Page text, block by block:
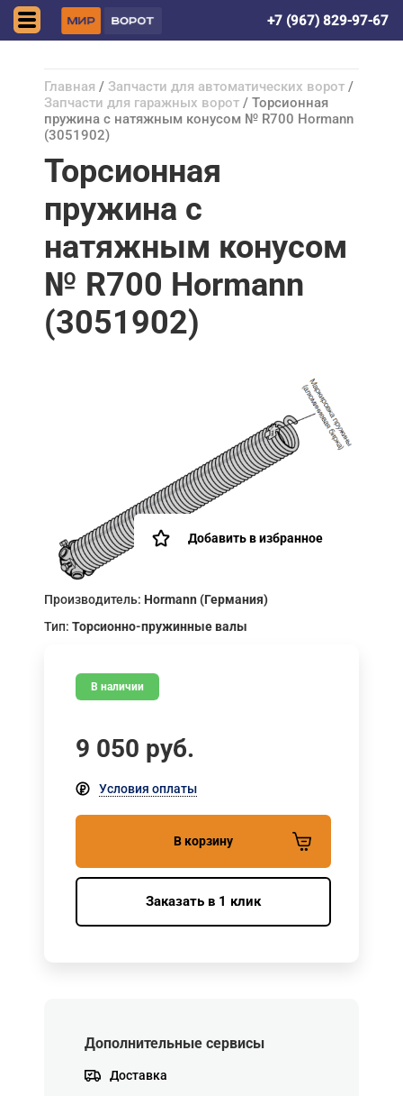
+7 (967) 829-97-67
Главная / Запчасти для автоматических ворот /
Запчасти для гаражных ворот / Торсионная
пружина с натяжным конусом № R700 Hormann
(3051902)
Торсионная
пружина с
натяжным конусом
№ R700 Hormann
(3051902)
Добавить в избранное
Производитель: Hormann (Германия)
Тип: Торсионно-пружинные валы
В наличии
9 050 руб.
Условия оплаты
В корзину
Заказать в 1 клик
Дополнительные сервисы
Доставка